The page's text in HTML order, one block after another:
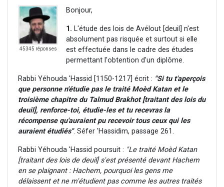
45345 réponses
Bonjour,
1. L'étude des lois de Avélout [deuil] n'est
absolument pas risquée et surtout si elle
est effectuée dans le cadre des études
permettant l'obtention d'un diplôme.
Rabbi Yéhouda 'Hassid [1150-1217] écrit : "Si tu t'aperçois
que personne n'étudie pas le traité Moèd Katan et le
troisième chapitre du Talmud Brakhot [traitant des lois du
deuil], renforce-toi, étudie-les et tu recevras la
récompense qu'auraient pu recevoir tous ceux qui les
auraient étudiés". Séfer 'Hassidim, passage 261.
Rabbi Yéhouda 'Hassid poursuit : "Le traité Moèd Katan
[traitant des lois de deuil] s'est présenté devant Hachem
en se plaignant : Hachem, pourquoi les gens me
délaissent et ne m'étudient pas comme les autres traités